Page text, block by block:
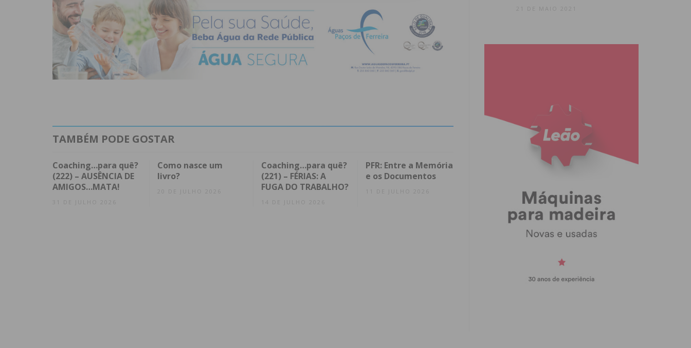
TAMBÉM PODE GOSTAR
Coaching…para quê?
(222) – AUSÊNCIA DE
AMIGOS…MATA!
Como nasce um
livro?
Coaching…para quê?
(221) – FÉRIAS: A
FUGA DO TRABALHO?
14 DE JULHO 2026
PFR: Entre a Memória
e os Documentos
21 DE MAIO 2021